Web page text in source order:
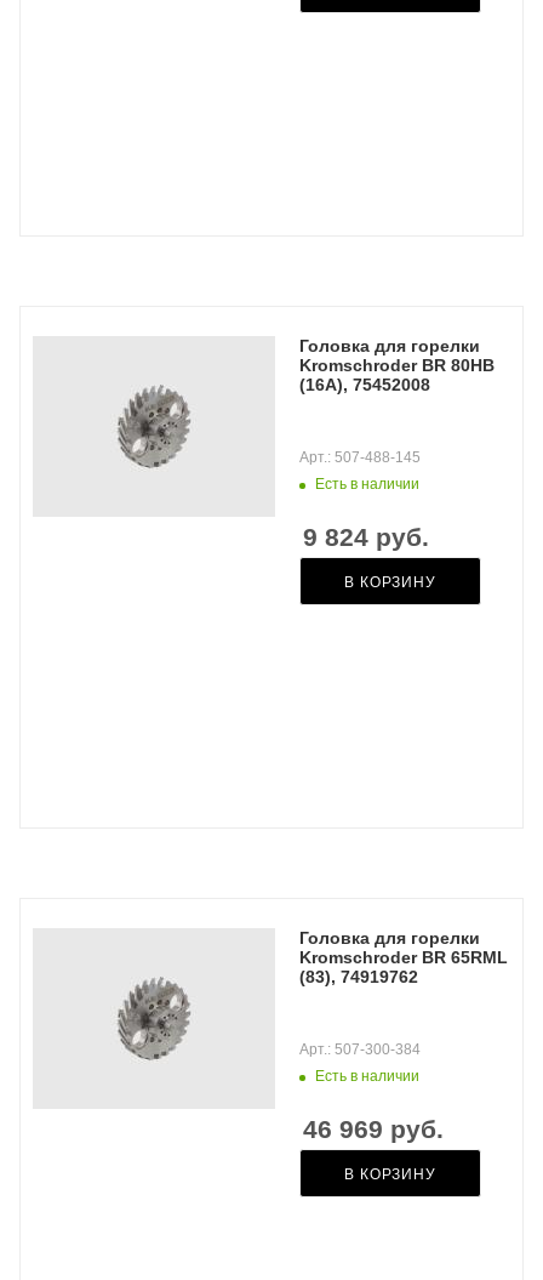
Головка для горелки
Kromschroder BR 80HB
(16A), 75452008
Есть в наличии
Арт.: 507-488-145
9 824 руб.
В КОРЗИНУ
Головка для горелки
Kromschroder BR 65RML
(83), 74919762
Есть в наличии
Арт.: 507-300-384
46 969 руб.
В КОРЗИНУ